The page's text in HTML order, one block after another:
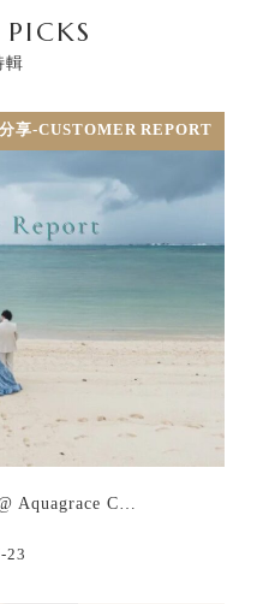
輯
享-CUSTOMER REPORT
Aquagrace C…
23